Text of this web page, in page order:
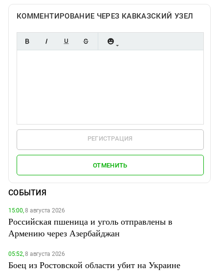
КОММЕНТИРОВАНИЕ ЧЕРЕЗ КАВКАЗСКИЙ УЗЕЛ
РЕГИСТРАЦИЯ
ОТМЕНИТЬ
СОБЫТИЯ
15:00,8 августа 2026
Российская пшеница и уголь отправлены в
Армению через Азербайджан
05:52,8 августа 2026
Боец из Ростовской области убит на Украине